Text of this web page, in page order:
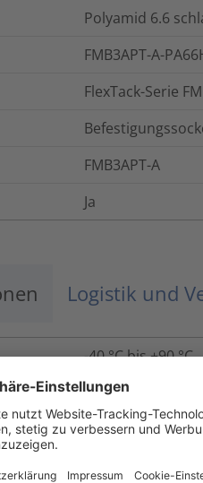
Polyamid 6.6
FMB3APT-A-
FlexTack-Serie
FMB3APT-A
Ja
Logistik und
-40 °C bis +90 °C
UL94 HB (ohne
Ja